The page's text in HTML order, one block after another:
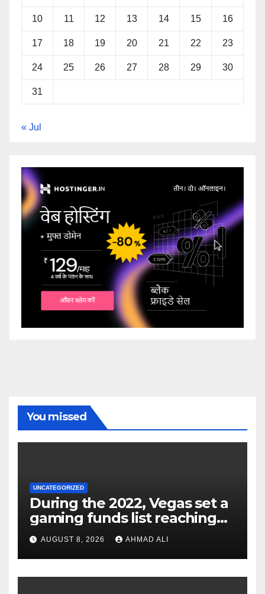
10 11 12 13 14 15 16
17 18 19 20 21 22 23
24 25 26 27 28 29 30
31
« Jul
You missed
UNCATEGORIZED
During the 2022, Vegas set a
gaming funds list reaching
$14AUGUST 8, 2026 AHMAD ALI